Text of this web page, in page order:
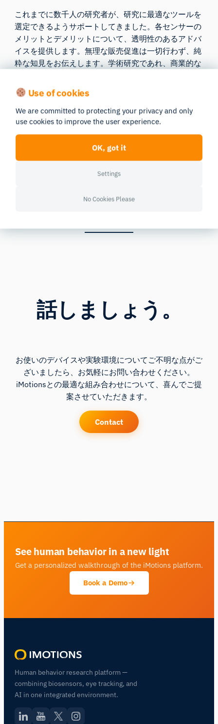
これまでに数千人の研究者が、研究に最適なツールを
選定できるようサポートしてきました。各センサーの
メリットとデメリットについて、透明性のあるアドバ
イスを提供します。無理な販売促進は一切行わず、純
粋な知見をお伝えします。学術研究であれ、商業的な
いします。
将来を見据えた研究
テクノロジーは進化し続け、私たちもまた進化し続け
ます。iMotionsプラットフォームは、新しいハードウ
ェアやデバイスに対応できるよう、常に更新されてい
話しましょう。
お使いのデバイスや実験環境についてご不明な点がご
ざいましたら、お気軽にお問い合わせください。
iMotionsとの最適な組み合わせについて、喜んでご提
案させていただきます。
Contact
See human behavior in a new light
Get a personalized walkthrough of the iMotions platform.
Book a Demo
Human behavior research platform —
combining biosensors, eye tracking, and
AI in one integrated environment.
Use of cookies
We are committed to protecting your privacy and only
use cookies to improve the user experience.
OK, got it
Settings
No Cookies Please